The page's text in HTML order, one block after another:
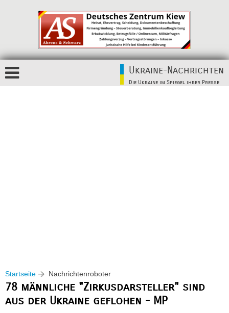
Ukraine-Nachrichten
Die Ukraine im Spiegel ihrer Presse
Startseite Nachrichtenroboter
78 männliche "Zirkusdarsteller" sind
aus der Ukraine geflohen - MP